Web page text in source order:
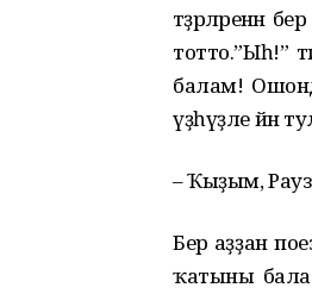
тәҙрәләренән
тотто.”Ыһ!”
балам!
үҙһүҙле йән
– Ҡыҙым,
Бер аҙҙан
ҡатыны бала